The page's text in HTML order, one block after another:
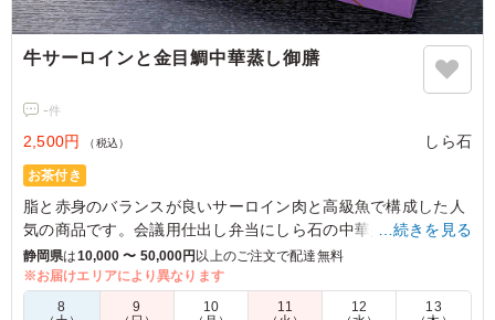
牛サーロインと金目鯛中華蒸し御膳
-件
2,500円 （税込） しら石
お茶付き
脂と赤身のバランスが良いサーロイン肉と高級魚で構成した人
気の商品です。会議用仕出し弁当にしら石の中華弁当をお召し
上がりください。
…続きを見る
静岡県は10,000 〜 50,000円以上のご注文で配達無料
※お届けエリアにより異なります
8
9
10
11
12
13